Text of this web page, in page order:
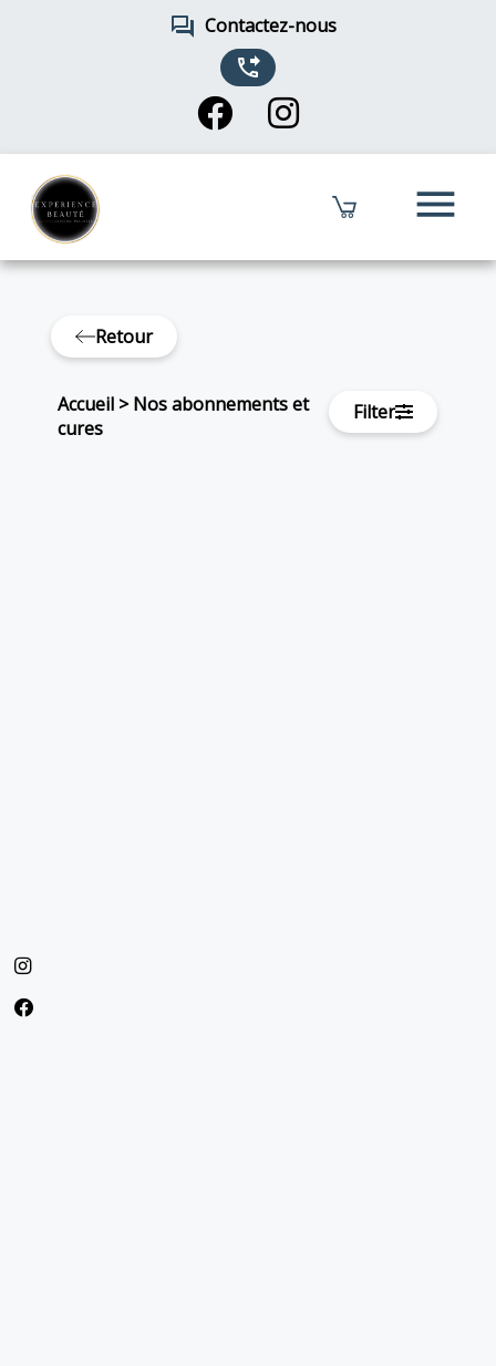
forum Contactez-nous
phone_forwarded
menu
Retour
Accueil >Nos abonnements et
cures
Filter